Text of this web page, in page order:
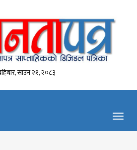
साउन २१, २०८३